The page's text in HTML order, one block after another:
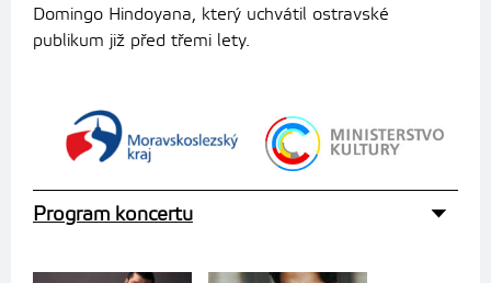
Domingo Hindoyana, který uchvátil ostravské
publikum již před třemi lety.
Program koncertu